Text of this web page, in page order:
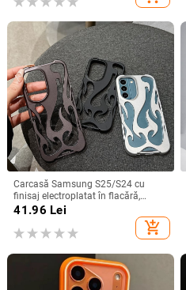
Carcasă Samsung S25/S24 cu
finisaj electroplatat în flacără,
design decupat, compatibilă cu
41.96 Lei
add_shopping_cart